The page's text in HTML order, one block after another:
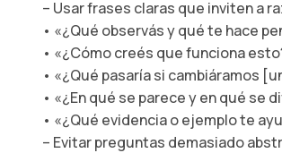
– Usar frases claras que inviten a
• «¿Qué observás y qué te hace
• «¿Cómo creés que funciona
• «¿Qué pasaría si cambiáramos
• «¿En qué se parece y en qué se
• «¿Qué evidencia o ejemplo te
– Evitar preguntas demasiado